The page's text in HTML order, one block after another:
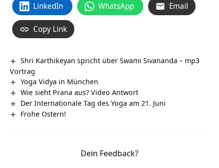
LinkedIn WhatsApp Email
Copy Link
Shri Karthikeyan spricht über Swami Sivananda – mp3
Vortrag
Yoga Vidya in München
Wie sieht Prana aus? Video Antwort
Der Internationale Tag des Yoga am 21. Juni
Frohe Ostern!
Dein Feedback?